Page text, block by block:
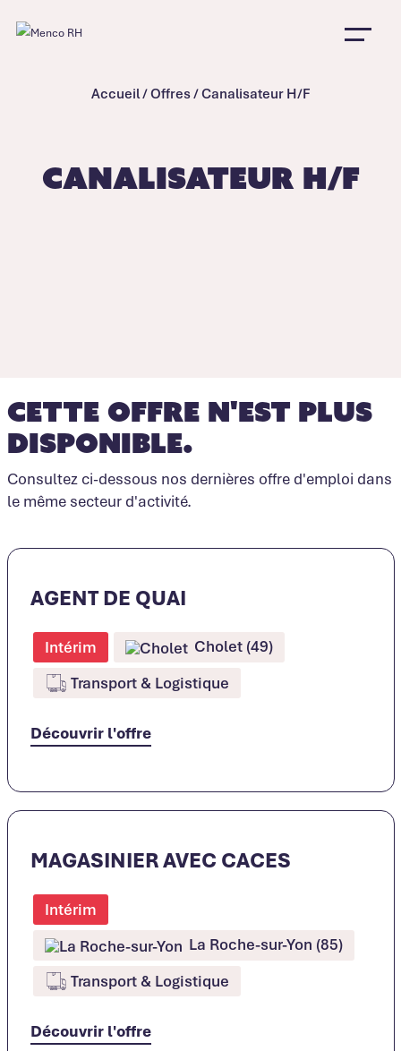
Accueil/Offres/Canalisateur H/F
Canalisateur H/F
Cette offre n'est plus
disponible.
Consultez ci-dessous nos dernières offre d'emploi dans
le même secteur d'activité.
AGENT DE QUAI
Intérim
Cholet (49)
Transport & Logistique
Découvrir l'offre
MAGASINIER AVEC CACES
Intérim
La Roche-sur-Yon (85)
Transport & Logistique
Découvrir l'offre